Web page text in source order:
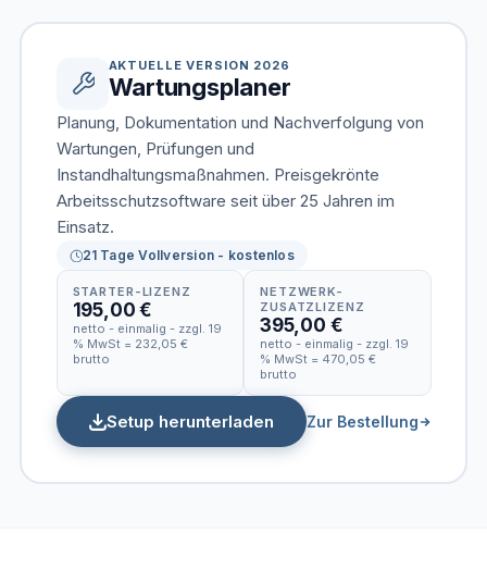
AKTUELLE VERSION 2026
Wartungsplaner
Planung, Dokumentation und Nachverfolgung von
Wartungen, Prüfungen und
Instandhaltungsmaßnahmen. Preisgekrönte
Arbeitsschutzsoftware seit über 25 Jahren im
Einsatz.
21 Tage Vollversion - kostenlos
STARTER-LIZENZ
195,00 €
netto - einmalig - zzgl. 19
% MwSt = 232,05 €
brutto
NETZWERK-
ZUSATZLIZENZ
395,00 €
netto - einmalig - zzgl. 19
% MwSt = 470,05 €
brutto
Setup herunterladen Zur Bestellung